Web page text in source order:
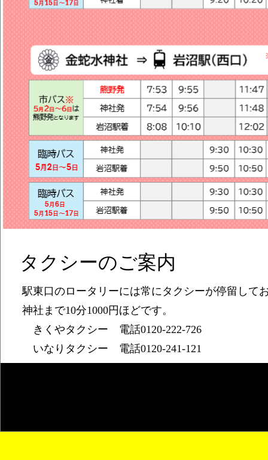
タクシーのご案内
駅東口のロータリーには常にタクシーが停留して
神社まで10分1000円ほどです。
きくやタクシー 電話0120‐222‐726
いなりタクシー 電話0120‐241‐121